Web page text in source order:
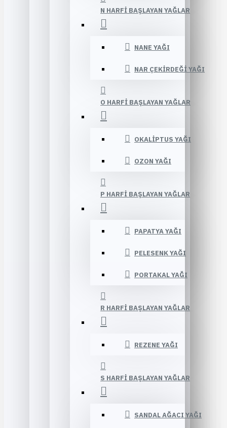
N HARFI BAŞLAYAN YAĞLAR
NANE YAĞI
NAR ÇEKIRDEĞI YAĞI
O HARFI BAŞLAYAN YAĞLAR
OKALIPTUS YAĞI
OZON YAĞI
P HARFI BAŞLAYAN YAĞLAR
PAPATYA YAĞI
PELESENK YAĞI
PORTAKAL YAĞI
R HARFI BAŞLAYAN YAĞLAR
REZENE YAĞI
S HARFI BAŞLAYAN YAĞLAR
SANDAL AĞACI YAĞI